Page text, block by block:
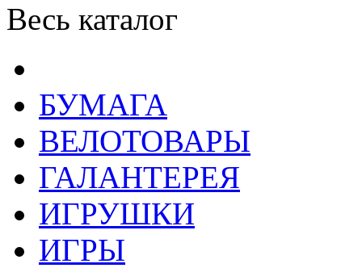
Весь каталог
БУМАГА
ВЕЛОТОВАРЫ
ГАЛАНТЕРЕЯ
ИГРУШКИ
ИГРЫ